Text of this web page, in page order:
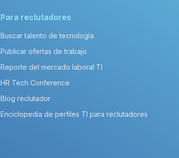
Para reclutadores
Buscar talento de tecnología
Publicar ofertas de trabajo
Reporte del mercado laboral TI
HR Tech Conference
Blog reclutador
Enciclopedia de perfiles TI para reclutadores